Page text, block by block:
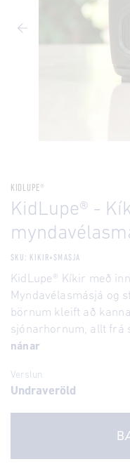
KIDLUPE®
KidLupe® -
SKU: KIKIR+SMASJA
KidLupe® Kíkir með
Myndavélasmásjá og
börnum kleift að
sjónarhornum, allt frá
nánar
Verslun
Undraveröld